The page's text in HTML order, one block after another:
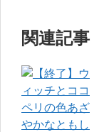
関連記事